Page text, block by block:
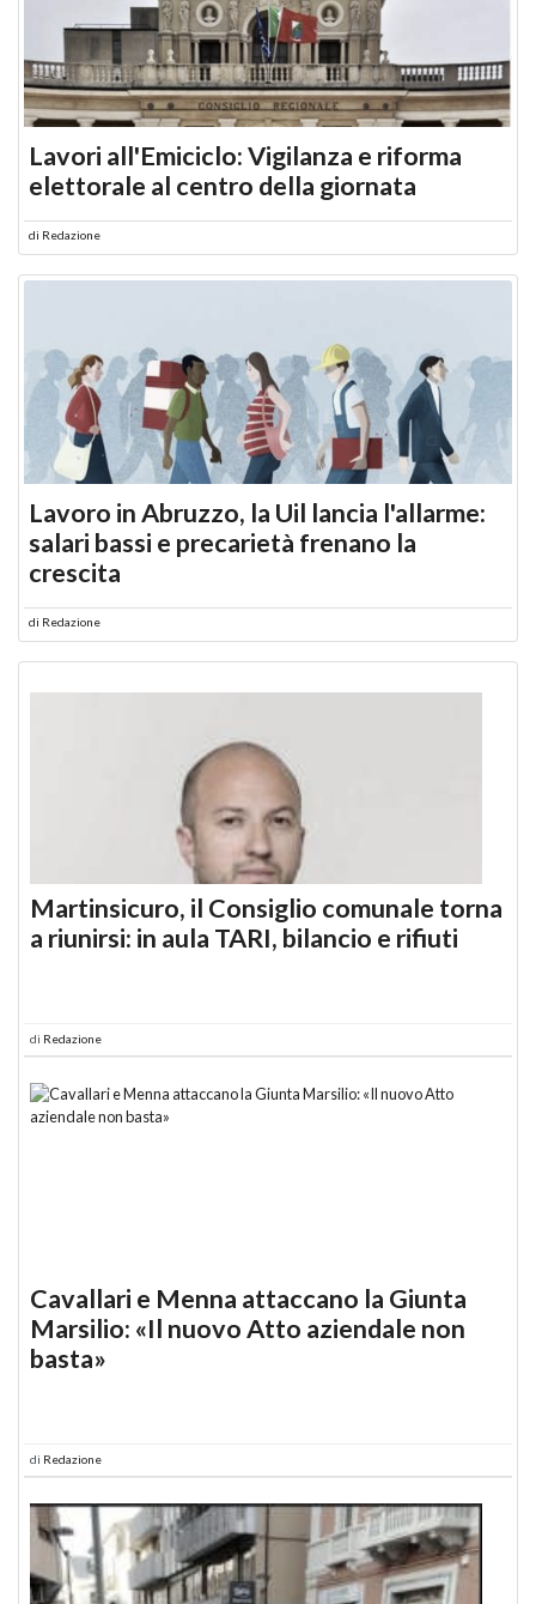
Lavori all'Emiciclo: Vigilanza e riforma
elettorale al centro della giornata
di Redazione
Lavoro in Abruzzo, la Uil lancia l'allarme:
salari bassi e precarietà frenano la
crescita
di Redazione
Martinsicuro, il Consiglio comunale torna
a riunirsi: in aula TARI, bilancio e rifiuti
di Redazione
Cavallari e Menna attaccano la Giunta
Marsilio: «Il nuovo Atto aziendale non
basta»
di Redazione